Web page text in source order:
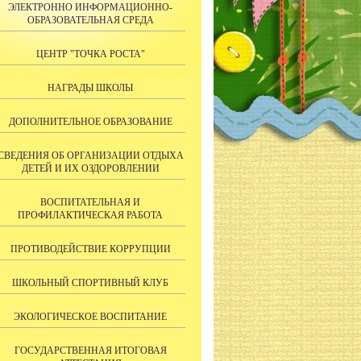
ЭЛЕКТРОННО ИНФОРМАЦИОННО-
ОБРАЗОВАТЕЛЬНАЯ СРЕДА
ЦЕНТР "ТОЧКА РОСТА"
НАГРАДЫ ШКОЛЫ
ДОПОЛНИТЕЛЬНОЕ ОБРАЗОВАНИЕ
ОБ ОРГАНИЗАЦИИ ОТДЫХА
ДЕТЕЙ И ИХ ОЗДОРОВЛЕНИИ
ВОСПИТАТЕЛЬНАЯ И
ПРОФИЛАКТИЧЕСКАЯ РАБОТА
ПРОТИВОДЕЙСТВИЕ КОРРУПЦИИ
ШКОЛЬНЫЙ СПОРТИВНЫЙ КЛУБ
ЭКОЛОГИЧЕСКОЕ ВОСПИТАНИЕ
ГОСУДАРСТВЕННАЯ ИТОГОВАЯ